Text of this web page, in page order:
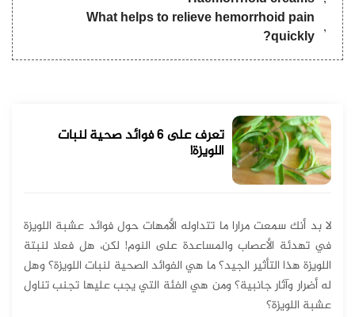
What helps to relieve hemorrhoid pain
quickly?
تعرف على 6 فوائد صحية لنبات
اللويزة!
لا بد أنك سمعت مرارا ما تتداوله الأمهات حول فوائد عشبة اللويزة
في تهدئة الأعصاب والمساعدة على النوم! لكن، هل فعلا لنبتة
اللويزة هذا التأثير الجيد؟ ما هي الفوائد الصحية لنبات اللويزة؟ وهل
له أضرار وآثار جانبية؟ ومن هي الفئة التي يجب عليها تجنب تناول
عشبة اللويزة؟